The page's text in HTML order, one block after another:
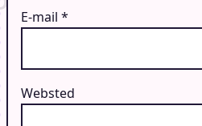
E-mail *
Websted